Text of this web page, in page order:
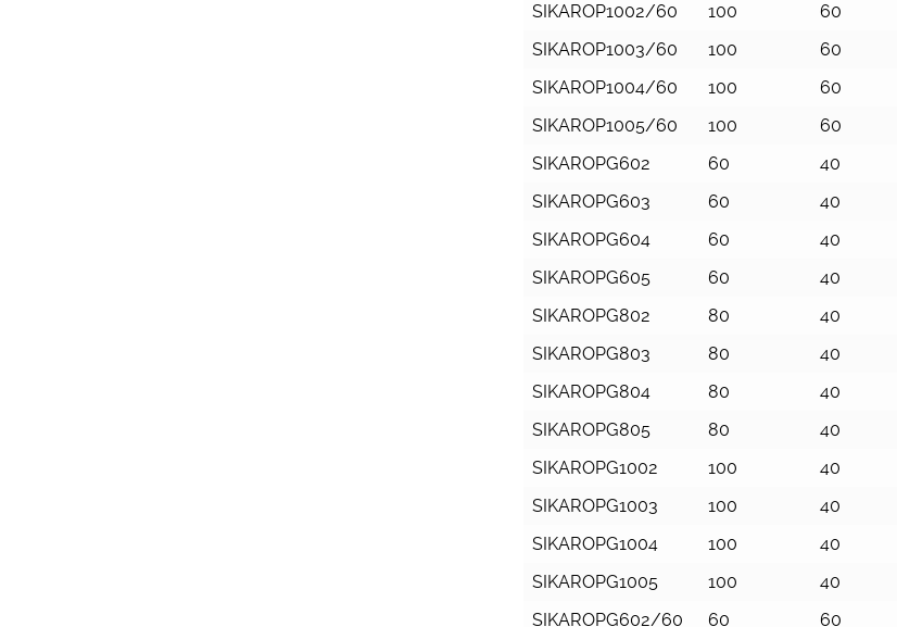
SIKAROP1002/60
100 60
SIKAROP1003/60
100 60
SIKAROP1004/60
100 60
SIKAROP1005/60
100 60
SIKAROPG602
60 40
SIKAROPG603
60 40
SIKAROPG604
60 40
SIKAROPG605
60 40
SIKAROPG802
80 40
SIKAROPG803
80 40
SIKAROPG804
80 40
SIKAROPG805
80 40
SIKAROPG1002
100 40
SIKAROPG1003
100 40
SIKAROPG1004
100 40
SIKAROPG1005
100 40
SIKAROPG602/60
60 60